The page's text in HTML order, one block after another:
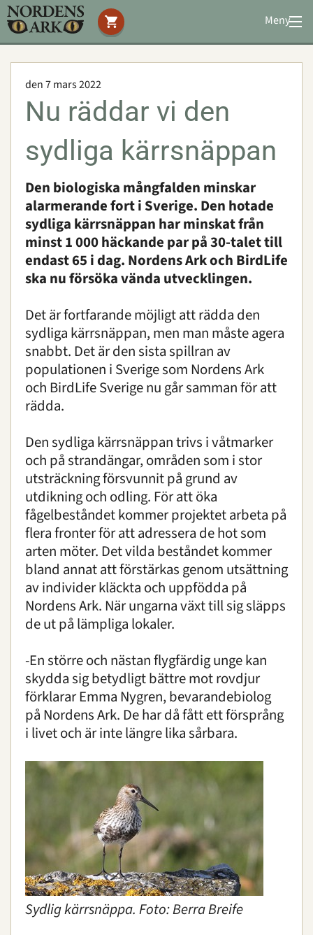
Meny
Stöd oss
Bevarande
Utbildning
Boende
Konferens
Om oss | Öppettider | Press
Sök
den 7 mars 2022
Nu räddar vi den
sydliga kärrsnäppan
Den biologiska mångfalden minskar
alarmerande fort i Sverige. Den hotade
sydliga kärrsnäppan har minskat från
minst 1 000 häckande par på 30-talet till
endast 65 i dag. Nordens Ark och BirdLife
ska nu försöka vända utvecklingen.
Det är fortfarande möjligt att rädda den
sydliga kärrsnäppan, men man måste agera
snabbt. Det är den sista spillran av
populationen i Sverige som Nordens Ark
och BirdLife Sverige nu går samman för att
rädda.
Den sydliga kärrsnäppan trivs i våtmarker
och på strandängar, områden som i stor
utsträckning försvunnit på grund av
utdikning och odling. För att öka
fågelbeståndet kommer projektet arbeta på
flera fronter för att adressera de hot som
arten möter. Det vilda beståndet kommer
bland annat att förstärkas genom utsättning
av individer kläckta och uppfödda på
Nordens Ark. När ungarna växt till sig släpps
de ut på lämpliga lokaler.
-En större och nästan flygfärdig unge kan
skydda sig betydligt bättre mot rovdjur
förklarar Emma Nygren, bevarandebiolog
på Nordens Ark. De har då fått ett försprång
i livet och är inte längre lika sårbara.
Sydlig kärrsnäppa. Foto: Berra Breife